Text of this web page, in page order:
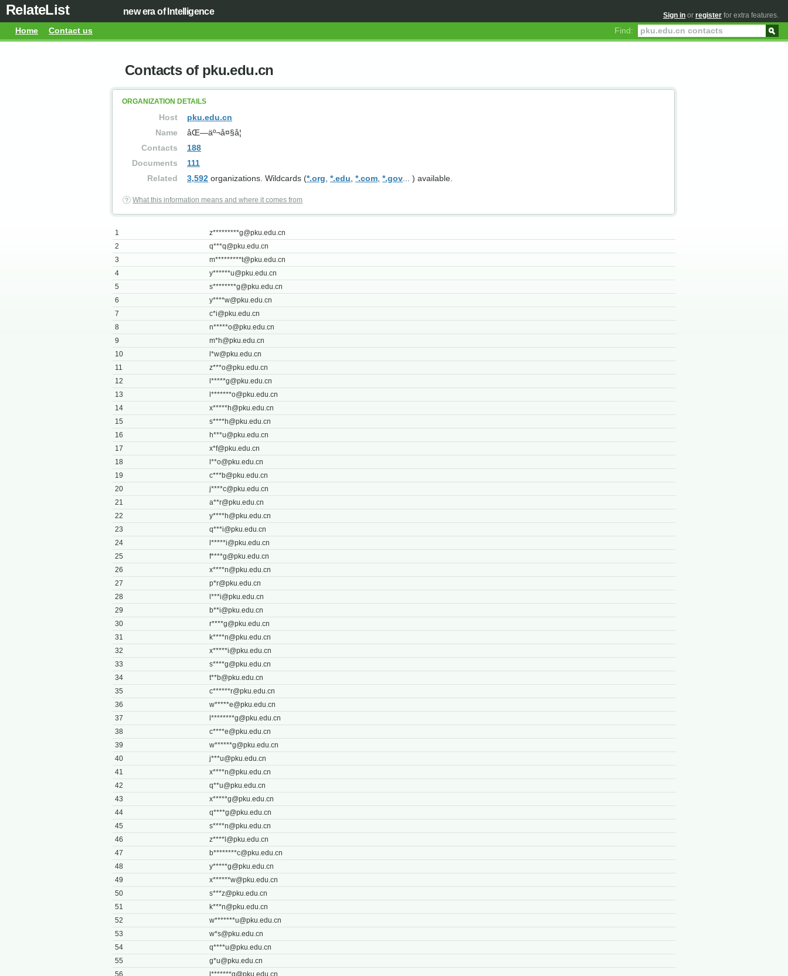
RelateList new era of Intelligence
Home Contact us Find:
Sign in or register for extra features.
Contacts of pku.edu.cn
ORGANIZATION DETAILS
Host
pku.edu.cn
Name
åŒ—äº¬å¤§å­¦
Contacts
188
Documents
111
Related
3,592 organizations. Wildcards (*.org *.edu *.com *.gov ... ) available.
What this information means and where it comes from
1 z*********g@pku.edu.cn
2
q***q@pku.edu.cn
3
m*********t@pku.edu.cn
4
y******u@pku.edu.cn
5
s********g@pku.edu.cn
6
y****w@pku.edu.cn
7
c*i@pku.edu.cn
8
n*****o@pku.edu.cn
9
m*h@pku.edu.cn
10
l*w@pku.edu.cn
11
z***o@pku.edu.cn
12
l*****g@pku.edu.cn
13
l*******o@pku.edu.cn
14
x*****h@pku.edu.cn
15
s****h@pku.edu.cn
16
h***u@pku.edu.cn
17
x*f@pku.edu.cn
18
l**o@pku.edu.cn
19
c***b@pku.edu.cn
20
j****c@pku.edu.cn
21
a**r@pku.edu.cn
22
y****h@pku.edu.cn
23
q***i@pku.edu.cn
24
l*****i@pku.edu.cn
25
f****g@pku.edu.cn
26
x****n@pku.edu.cn
27
p*r@pku.edu.cn
28
l***i@pku.edu.cn
29
b**i@pku.edu.cn
30
r****g@pku.edu.cn
31
k****n@pku.edu.cn
32
x*****i@pku.edu.cn
33
s****g@pku.edu.cn
34
t**b@pku.edu.cn
35
c******r@pku.edu.cn
36
w*****e@pku.edu.cn
37
l********g@pku.edu.cn
38
c****e@pku.edu.cn
39
w******g@pku.edu.cn
40
j***u@pku.edu.cn
41
x****n@pku.edu.cn
42
q**u@pku.edu.cn
43
x*****g@pku.edu.cn
44
q****g@pku.edu.cn
45
s****n@pku.edu.cn
46
z****l@pku.edu.cn
47
b********c@pku.edu.cn
48
y*****g@pku.edu.cn
49
x******w@pku.edu.cn
50
s***z@pku.edu.cn
51
k***n@pku.edu.cn
52
w*******u@pku.edu.cn
53
w*s@pku.edu.cn
54
q****u@pku.edu.cn
55
g*u@pku.edu.cn
56
l*******g@pku.edu.cn